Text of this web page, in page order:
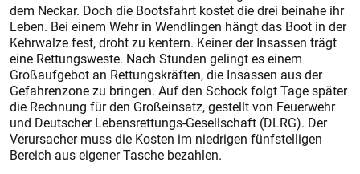
dem Neckar. Doch die Bootsfahrt kostet die drei beinahe ihr
Leben. Bei einem Wehr in Wendlingen hängt das Boot in der
Kehrwalze fest, droht zu kentern. Keiner der Insassen trägt
eine Rettungsweste. Nach Stunden gelingt es einem
Großaufgebot an Rettungskräften, die Insassen aus der
Gefahrenzone zu bringen. Auf den Schock folgt Tage später
die Rechnung für den Großeinsatz, gestellt von Feuerwehr
und Deutscher Lebensrettungs-Gesellschaft (DLRG). Der
Verursacher muss die Kosten im niedrigen fünfstelligen
Bereich aus eigener Tasche bezahlen.